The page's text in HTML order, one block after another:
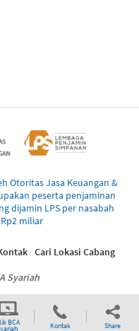
BCA Kontak Share
Otoritas Jasa Keuangan &
peserta penjaminan
dijamin LPS per nasabah
miliar
Syariah
Cari Lokasi Cabang